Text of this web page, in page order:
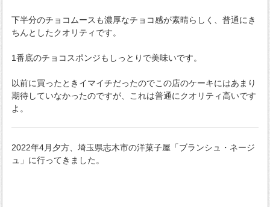
下半分のチョコムースも濃厚なチョコ感が素晴らしく、普通にき
ちんとしたクオリティです。
1番底のチョコスポンジもしっとりで美味いです。
以前に買ったときイマイチだったのでこの店のケーキにはあまり
期待していなかったのですが、これは普通にクオリティ高いです
よ。
2022年4月夕方、埼玉県志木市の洋菓子屋「ブランシュ・ネージ
ュ」に行ってきました。